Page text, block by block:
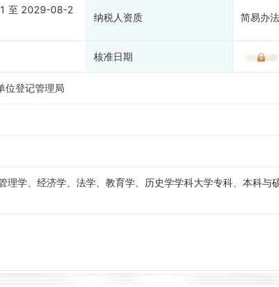
至 2029-08-2
纳税人资质 简易办
核准日期
位登记管理局
学、经济学、法学、教育学、历史学学科大学专科、本科与